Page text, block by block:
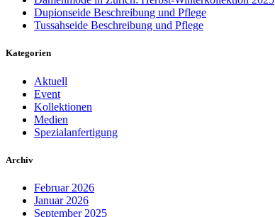
Dupionseide Beschreibung und Pflege
Tussahseide Beschreibung und Pflege
Kategorien
Aktuell
Event
Kollektionen
Medien
Spezialanfertigung
Archiv
Februar 2026
Januar 2026
September 2025